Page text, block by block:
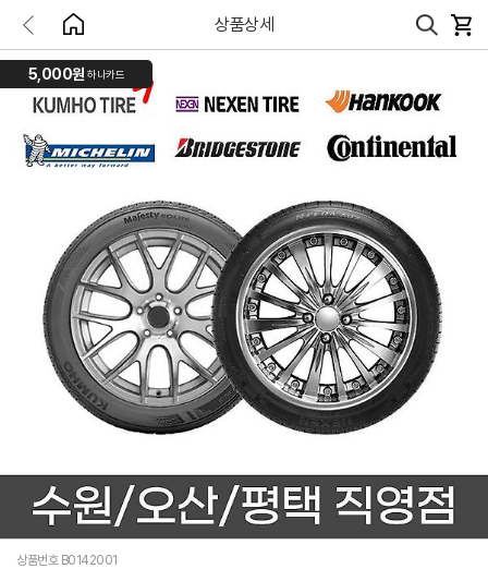
상품상세
5,000원 하나카드
상품번호 B0142001